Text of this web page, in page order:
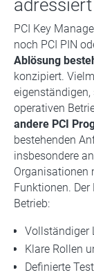
adressiert
PCI Key
noch PCI PIN
Ablösung
konzipiert.
operativen
andere PCI
bestehenden
insbesondere
Organisationen
Funktionen.
Betrieb:
Vollständiger
Klare Rollen
Definierte